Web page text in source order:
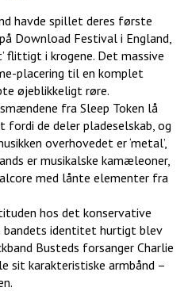
havde spillet deres første
Download Festival i England,
flittigt i krogene. Det massive
placering til en komplet
øjeblikkeligt røre.
fra Sleep Token lå
fordi de deler pladeselskab, og
overhovedet er ‘metal’,
er musikalske kamæleoner,
med lånte elementer fra
hos det konservative
bandets identitet hurtigt blev
Busteds forsanger Charlie
sit karakteristiske armbånd –